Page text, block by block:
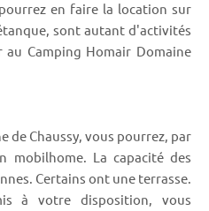
en faire la location sur
sont autant d'activités
Camping Homair Domaine
de Chaussy, vous pourrez, par
mobilhome. La capacité des
Certains ont une terrasse.
à votre disposition, vous